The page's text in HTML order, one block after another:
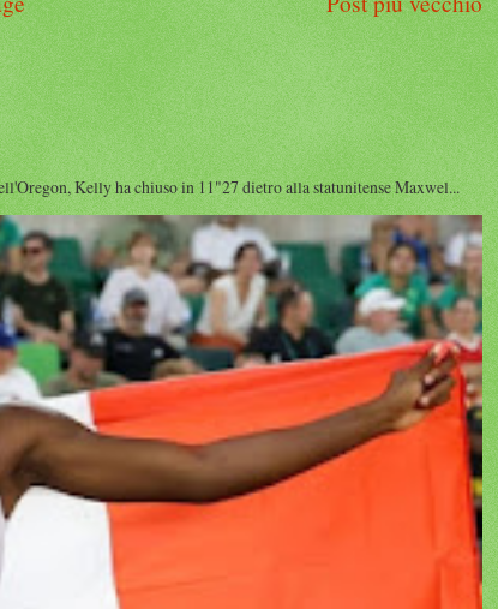
Kelly ha chiuso in 11"27 dietro alla statunitense Maxwel...